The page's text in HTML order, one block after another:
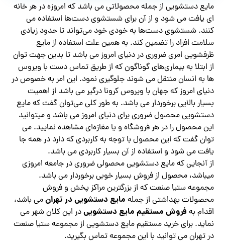
مایع دستشویی از جمله محصولاتی می باشد که امروزه در هر خانه
ای یافت می شود و از آن برای شستشوی دست‌ها استفاده می
کنند. شستشوی دست‌ها به خودی خود می‌تواند تا حدود زیادی
سلامت افراد را تضمین کند. به همین علت استفاده از مایع
ظرفشویی امری ضروری در دنیای امروز می باشد تا بدین جهت توان
از ابتلا به بیماری‌های گوناگون که از طریق تماس دست با ویروس
ها به انسان منتقل می شوند جلوگیری نمود. این امر به خصوص در
دنیای امروز که جهان با ویروس کرونا درگیر می باشد از اهمیت
بسیار بالایی برخوردار می باشد. به طور کلی می‌توان گفت که مایع
دستشویی محصول ضروری برای دنیای امروز می باشد و میتوانید
این محصول را در هر فروشگاه و یا مغازه‌ای مشاهده نمایید. می
توان گفت که این محصول با توجه به کاربردی که دارد در همه جا
یافت می شود و استفاده از آن بسیار کاربردی می باشد.
از آنجایی که مایع دستشویی محصولی ضروری در جامعه امروزی
میباشد، محصول از فروش بسیار خوبی برخوردار می باشد.
مجموعه ستیا صنعت که از بزرگترین مراکز پخش و فروش
محصولات بهداشتی از جمله مایع دستشویی در تهرانمی باشد،
اقدام به فروش مستقیم مایع دستشوییدر این کلان شهر می
نماید. برای خرید مستقیم مایع دستشویی از مجموعه ستیا صنعت
در تهران می توانید با این مجموعه تماس بگیرید.